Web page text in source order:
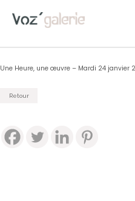
Une Heure, une œuvre – Mardi 24 janvier
Retour